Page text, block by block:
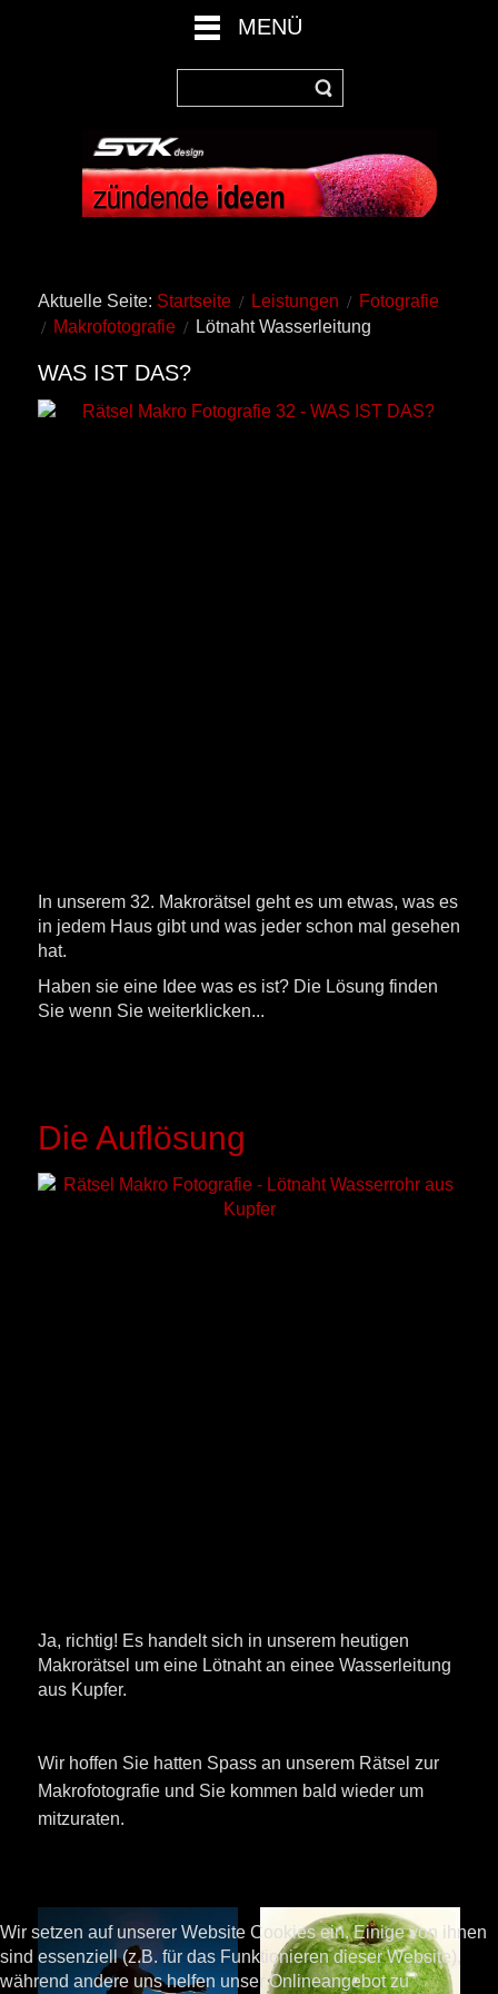
MENÜ
Aktuelle Seite: Startseite Leistungen
Fotografie
Makrofotografie
Lötnaht Wasserleitung
WAS IST DAS?
In unserem 32. Makrorätsel geht es um etwas, was es
in jedem Haus gibt und was jeder schon mal gesehen
hat.
Haben sie eine Idee was es ist? Die Lösung finden
Sie wenn Sie weiterklicken...
Die Auflösung
Ja, richtig! Es handelt sich in unserem heutigen
Makrorätsel um eine Lötnaht an einee Wasserleitung
aus Kupfer.
Wir hoffen Sie hatten Spass an unserem Rätsel zur
Makrofotografie und Sie kommen bald wieder um
mitzuraten.
Wir setzen auf unserer Website Cookies ein. Einige von ihnen
sind essenziell (z.B. für das Funktionieren dieser Website),
während andere uns helfen unser Onlineangebot zu